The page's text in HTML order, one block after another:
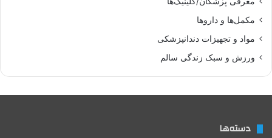
مکمل‌ها و داروها
مواد و تجهیزات دندانپزشکی
ورزش و سبک زندگی سالم
دسته‌ها